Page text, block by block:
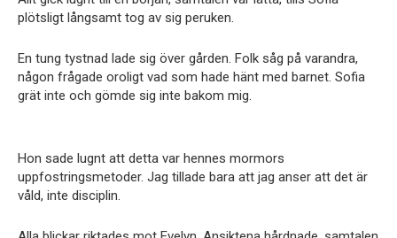
plötsligt långsamt tog av sig peruken.
En tung tystnad lade sig över gården. Folk såg på varandra,
någon frågade oroligt vad som hade hänt med barnet. Sofia
grät inte och gömde sig inte bakom mig.
Hon sade lugnt att detta var hennes mormors
uppfostringsmetoder. Jag tillade bara att jag anser att det är
våld, inte disciplin.